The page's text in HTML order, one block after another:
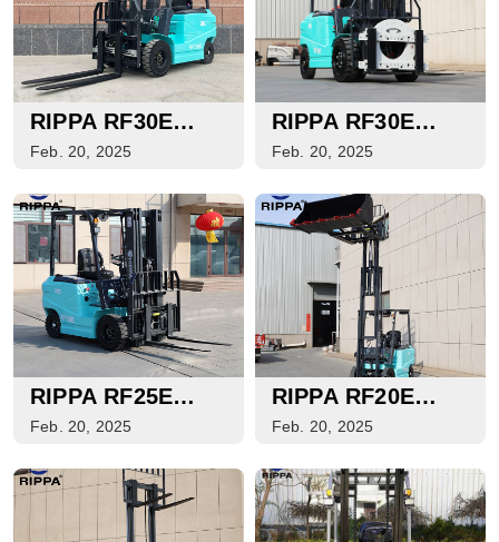
RIPPA RF30E
ELEKTROGABELSTAPLER
Feb. 20, 2025
RIPPA RF30E
Feb. 20, 2025
RIPPA RF25E
ELEKTROGABELSTAPLER
Feb. 20, 2025
RIPPA RF20E
Feb. 20, 2025